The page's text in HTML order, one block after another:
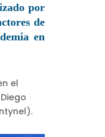
por
de
en
el